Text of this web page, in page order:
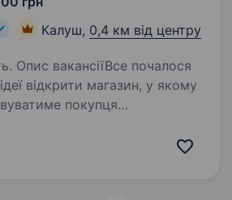
Калуш, 0,4 км від центру
відкрити магазин, у якому
покупця
понад 500 магазинів у 16